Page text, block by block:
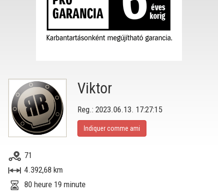
Viktor
Reg.: 2023.06.13. 17:27:15
Indiquer comme ami
71
4.392,68 km
80 heure 19 minute